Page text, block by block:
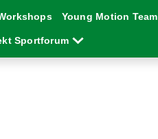
Young Motion Team
Sportforum